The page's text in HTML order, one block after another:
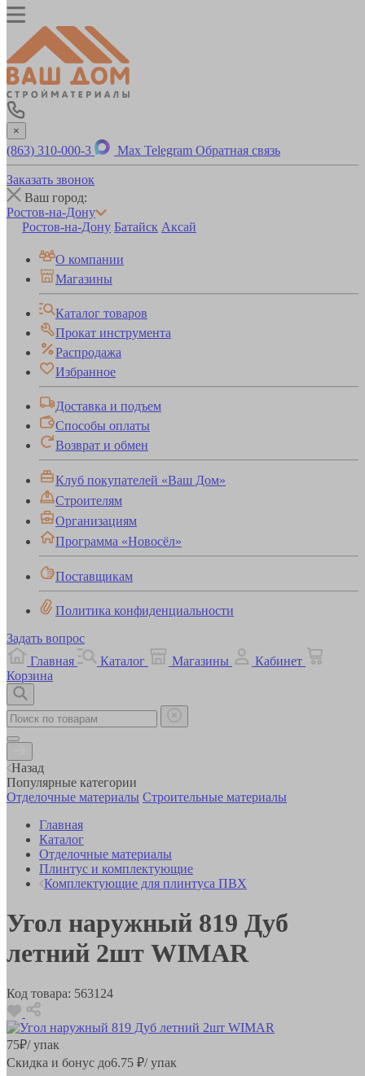
×
(863) 310-000-3 Max Telegram Обратная связь
Заказать звонок
Ваш город:
Ростов-на-Дону
Ростов-на-Дону Батайск Аксай
О компании
Магазины
Каталог товаров
Прокат инструмента
Распродажа
Избранное
Доставка и подъем
Способы оплаты
Возврат и обмен
Клуб покупателей «Ваш Дом»
Строителям
Организациям
Программа «Новосёл»
Поставщикам
Политика конфиденциальности
Задать вопрос
Главная
Каталог Магазины
Кабинет
Корзина
Назад
Популярные категории
Отделочные материалы Строительные материалы
Главная
Каталог
Отделочные материалы
Плинтус и комплектующие
Комплектующие для плинтуса ПВХ
Угол наружный 819 Дуб
летний 2шт WIMAR
Код товара: 563124
75₽/ упак
Скидка и бонус до6.75 ₽/ упак